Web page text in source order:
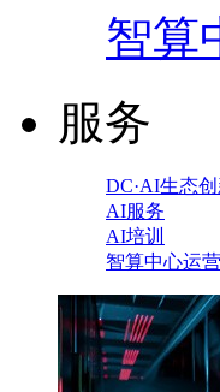
智算
服务
DC·AI生态
AI服务
AI培训
智算中心运